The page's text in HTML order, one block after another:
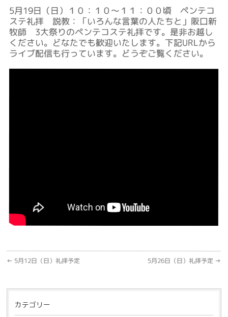
5月19日（日）１０：１０～１１：００頃 ペンテコ
ステ礼拝 説教：「いろんな言葉の人たちと」阪口新
牧師 3大祭りのペンテコステ礼拝です。是非お越し
ください。どなたでも歓迎いたします。下記URLから
ライブ配信も行っています。どうぞご覧ください。
← 5月12日（日）礼拝予定 5月26日（日）礼拝予定 →
カテゴリー